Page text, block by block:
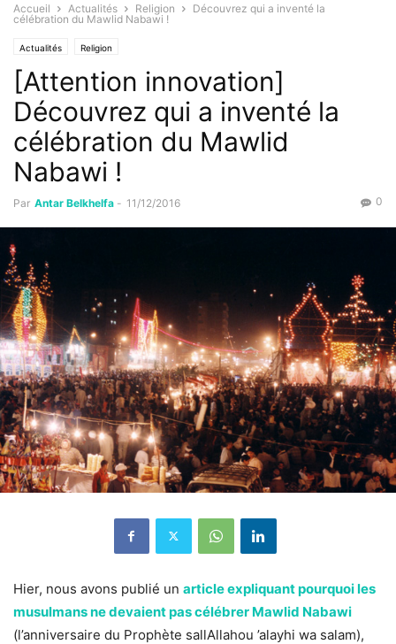
Accueil Actualités Religion
Découvrez qui a inventé la
célébration du Mawlid Nabawi !
Actualités Religion
[Attention innovation]
Découvrez qui a inventé la
célébration du Mawlid
Nabawi !
Par Antar Belkhelfa - 11/12/2016 0
Hier, nous avons publié un article expliquant pourquoi les
musulmans ne devaient pas célébrer Mawlid Nabawi
(l’anniversaire du Prophète sallAllahou ’alayhi wa salam),